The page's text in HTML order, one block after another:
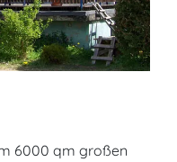
6000 qm großen